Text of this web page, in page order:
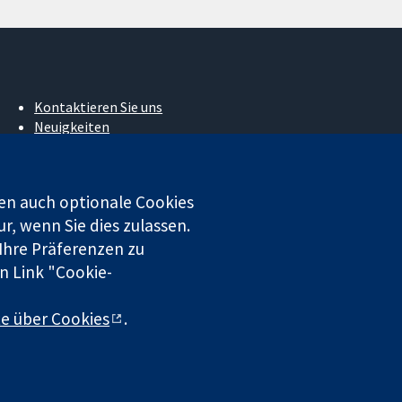
Kontaktieren Sie uns
Neuigkeiten
Cochrane Library
Haftung (Nr. 03044323) registriert. Umsatzsteuer-
|Datenschutz
auch optionale Cookies
wenn Sie dies zulassen.
Präferenzen zu
Link "Cookie-
über Cookies .